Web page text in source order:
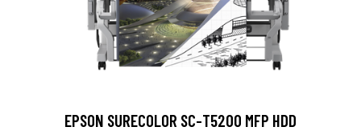
EPSON SURECOLOR SC-T5200 MFP HDD